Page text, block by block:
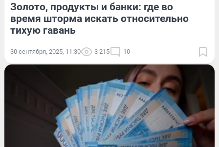
Золото, продукты и банки: где во
время шторма искать относительно
тихую гавань
30 сентября, 2025, 11:30 3 215 10